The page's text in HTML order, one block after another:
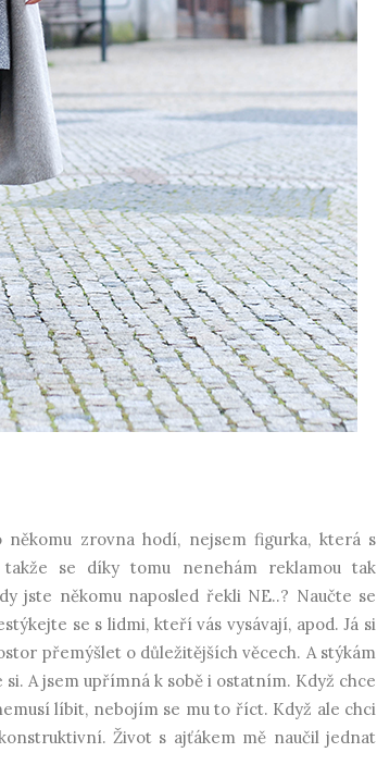
zrovna hodí, nejsem figurka, která s
se díky tomu nenehám reklamou tak
jste někomu naposled řekli NE..? Naučte se
se s lidmi, kteří vás vysávají, apod. Já si
přemýšlet o důležitějších věcech. A stýkám
A jsem upřímná k sobě i ostatním. Když chce
líbit, nebojím se mu to říct. Když ale chci
Život s ajťákem mě naučil jednat